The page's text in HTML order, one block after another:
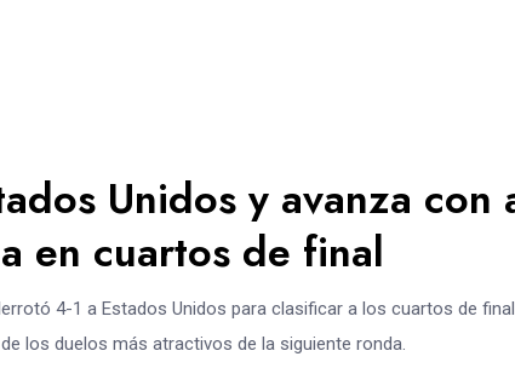
Unidos y avanza
en cuartos de final
4-1 a Estados Unidos para clasificar a los cuartos de
los duelos más atractivos de la siguiente ronda.